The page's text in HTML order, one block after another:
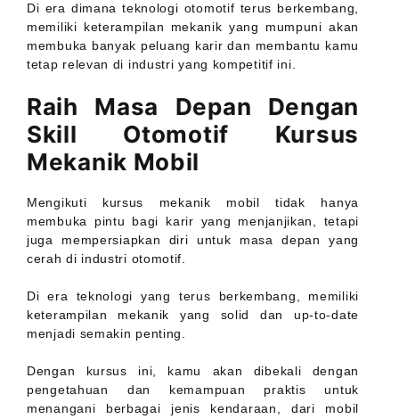
Di era dimana teknologi otomotif terus berkembang,
memiliki keterampilan mekanik yang mumpuni akan
membuka banyak peluang karir dan membantu kamu
tetap relevan di industri yang kompetitif ini.
Raih Masa Depan Dengan
Skill Otomotif Kursus
Mekanik Mobil
Mengikuti kursus mekanik mobil tidak hanya
membuka pintu bagi karir yang menjanjikan, tetapi
juga mempersiapkan diri untuk masa depan yang
cerah di industri otomotif.
Di era teknologi yang terus berkembang, memiliki
keterampilan mekanik yang solid dan up-to-date
menjadi semakin penting.
Dengan kursus ini, kamu akan dibekali dengan
pengetahuan dan kemampuan praktis untuk
menangani berbagai jenis kendaraan, dari mobil